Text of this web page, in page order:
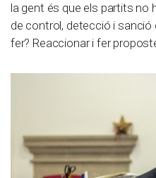
la gent és que els partits
de control, detecció i sanció
fer? Reaccionar i fer